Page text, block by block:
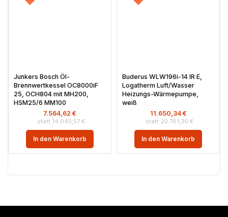
Junkers Bosch Öl-
Brennwertkessel OC8000iF
25, OCH804 mit MH200,
HSM25/6 MM100
14.045,57 €
7.564,62 €
In den Warenkorb
Buderus WLW196i-14 IR E,
Logatherm Luft/Wasser
Heizungs-Wärmepumpe,
weiß
20.761,30 €
11.650,34 €
In den Warenkorb